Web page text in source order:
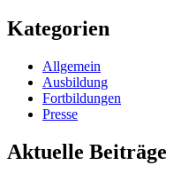
Kategorien
Allgemein
Ausbildung
Fortbildungen
Presse
Aktuelle Beiträge